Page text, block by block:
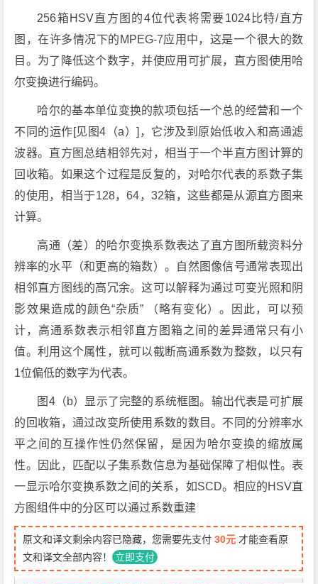
256箱HSV直方图的4位代表将需要1024比特/直方
图，在许多情况下的MPEG-7应用中，这是一个很大的数
目。为了降低这个数字，并使应用可扩展，直方图使用哈
尔变换进行编码。
哈尔的基本单位变换的款项包括一个总的经营和一个
不同的运作[见图4（a）]，它涉及到原始低收入和高通滤
波器。直方图总结相邻先对，相当于一个半直方图计算的
回收箱。如果这个过程是反复的，对哈尔代表的系数子集
的使用，相当于128，64，32箱，这些都是从源直方图来
计算。
高通（差）的哈尔变换系数表达了直方图所载资料分
辨率的水平（和更高的箱数）。自然图像信号通常表现出
相邻直方图线的高冗余。这可以解释为通过可变光照和阴
影效果造成的颜色“杂质” （略有变化）。因此，可以预
计，高通系数表示相邻直方图箱之间的差异通常只有小
值。利用这个属性，就可以截断高通系数为整数，以只有
1位偏低的数字为代表。
图4（b）显示了完整的系统框图。输出代表是可扩展
的回收箱，通过改变所使用系数的数目。不同的分辨率水
平之间的互操作性仍然保留，是因为哈尔变换的缩放属
性。因此，匹配以子集系数信息为基础保障了相似性。表
一显示哈尔变换系数之间的关系，如SCD。相应的HSV直
方图组件中的分区可以通过系数重建
原文和译文剩余内容已隐藏，您需要先支付30元 才能查看原
文和译文全部内容！ 立即支付